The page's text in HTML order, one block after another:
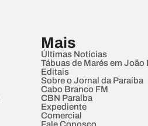
Mais
Últimas Notícias
Tábuas de Marés em João
Editais
Sobre o Jornal da Paraíba
Cabo Branco FM
CBN Paraíba
Expediente
Comercial